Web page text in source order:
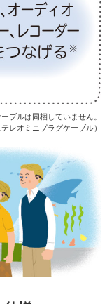
ブルは同梱していません。
レオミニプラグケーブル）